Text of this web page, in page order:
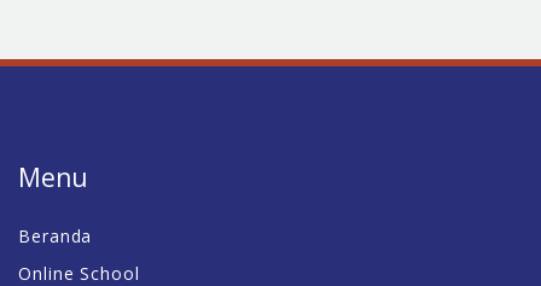
Menu
Beranda
Online School